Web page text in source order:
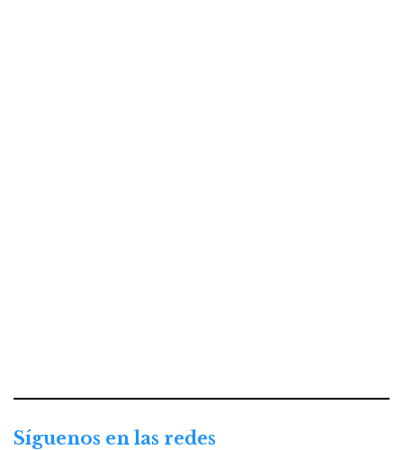
Síguenos en las redes